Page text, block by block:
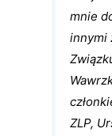
mnie
innymi
ZLP,